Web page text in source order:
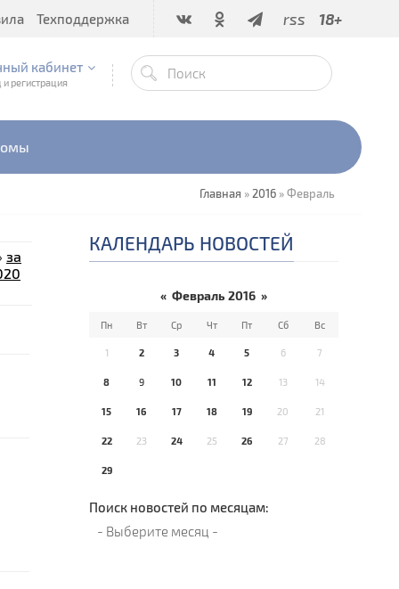
rss 18+
Техподдержка
кабинет
и регистрация
Главная » 2016 »Февраль
за
КАЛЕНДАРЬ НОВОСТЕЙ
« Февраль 2016 »
Пн Вт Ср Чт Пт Сб Вс
1 2 3 4 5 6 7
8 9 10 11 12 13 14
15 16 17 18 19 20 21
22 23 24 25 26 27 28
29
Поиск новостей по месяцам: